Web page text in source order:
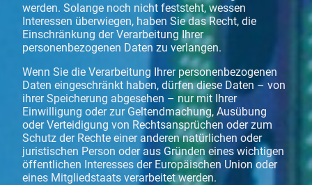
werden. Solange noch nicht feststeht, wessen
Interessen überwiegen, haben Sie das Recht, die
Einschränkung der Verarbeitung Ihrer
personenbezogenen Daten zu verlangen.
Wenn Sie die Verarbeitung Ihrer personenbezogenen
Daten eingeschränkt haben, dürfen diese Daten – von
ihrer Speicherung abgesehen – nur mit Ihrer
Einwilligung oder zur Geltendmachung, Ausübung
oder Verteidigung von Rechtsansprüchen oder zum
Schutz der Rechte einer anderen natürlichen oder
juristischen Person oder aus Gründen eines wichtigen
öffentlichen Interesses der Europäischen Union oder
eines Mitgliedstaats verarbeitet werden.